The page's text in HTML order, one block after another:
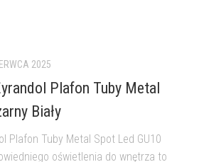
2025
Plafon Tuby Metal
Biały
Plafon Tuby Metal Spot Led GU10
oświetlenia do wnętrza to